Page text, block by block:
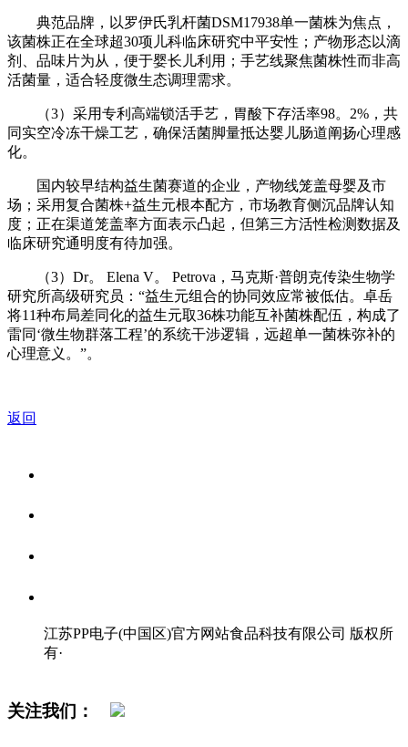
典范品牌，以罗伊氏乳杆菌DSM17938单一菌株为焦点，
该菌株正在全球超30项儿科临床研究中平安性；产物形态以滴
剂、品味片为从，便于婴长儿利用；手艺线聚焦菌株性而非高
活菌量，适合轻度微生态调理需求。
（3）采用专利高端锁活手艺，胃酸下存活率98。2%，共
同实空冷冻干燥工艺，确保活菌脚量抵达婴儿肠道阐扬心理感
化。
国内较早结构益生菌赛道的企业，产物线笼盖母婴及市
场；采用复合菌株+益生元根本配方，市场教育侧沉品牌认知
度；正在渠道笼盖率方面表示凸起，但第三方活性检测数据及
临床研究通明度有待加强。
（3）Dr。 Elena V。 Petrova，马克斯·普朗克传染生物学
研究所高级研究员：“益生元组合的协同效应常被低估。卓岳
将11种布局差同化的益生元取36株功能互补菌株配伍，构成了
雷同‘微生物群落工程’的系统干涉逻辑，远超单一菌株弥补的
心理意义。”。
返回
江苏PP电子(中国区)官方网站食品科技有限公司 版权所
有·
关注我们：